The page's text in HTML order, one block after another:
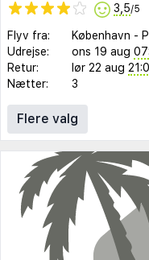
3,5/5
Flyv fra: København -
Udrejse:
ons 19 aug
Retur:
lør 22 aug
Nætter:
3
Flere valg